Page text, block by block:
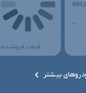
...
قیمت فروشنده:
بیـشتر